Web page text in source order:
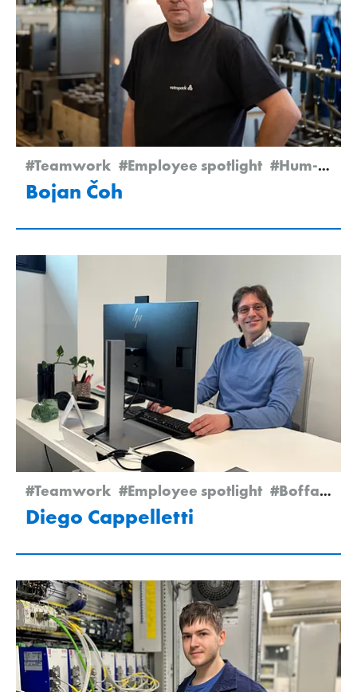
#Teamwork #Employee spotlight #Hum-na-Sutli
Bojan Čoh
#Teamwork #Employee spotlight #Boffalora
Diego Cappelletti